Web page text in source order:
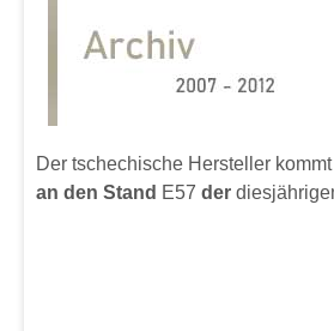
Der tschechische Hersteller kommt
an den Stand E57 der